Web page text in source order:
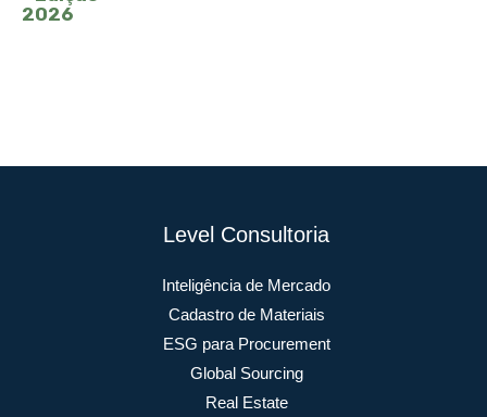
Level Consultoria
Inteligência de Mercado
Cadastro de Materiais
ESG para Procurement
Global Sourcing
Real Estate